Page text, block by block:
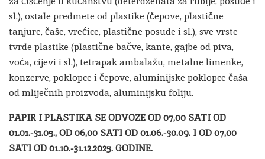
sl.), ostale predmete od plastike (čepove, plastične
tanjure, čaše, vrećice, plastične posude i sl.), sve vrste
tvrde plastike (plastične bačve, kante, gajbe od piva,
voća, cijevi i sl.), tetrapak ambalažu, metalne limenke,
konzerve, poklopce i čepove, aluminijske poklopce čaša
od mliječnih proizvoda, aluminijsku foliju.
PAPIR I PLASTIKA SE ODVOZE OD 07,00 SATI OD
01.01.-31.05., OD 06,00 SATI OD 01.06.-30.09. I OD 07,00
SATI OD 01.10.-31.12.2025. GODINE.